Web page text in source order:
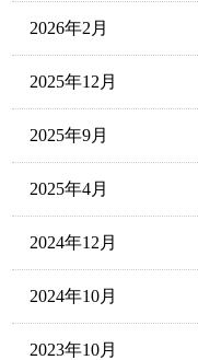
2026年2月
2025年12月
2025年9月
2025年4月
2024年12月
2024年10月
2023年10月